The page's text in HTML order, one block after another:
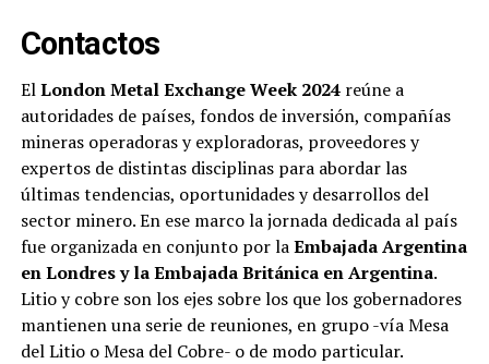
Contactos
ElLondon Metal Exchange Week 2024reúne a
autoridades de países, fondos de inversión, compañías
mineras operadoras y exploradoras, proveedores y
expertos de distintas disciplinas para abordar las
últimas tendencias, oportunidades y desarrollos del
sector minero. En ese marco la jornada dedicada al país
fue organizada en conjunto por laEmbajada Argentina
en Londres y la Embajada Británica en Argentina.
Litio y cobre son los ejes sobre los que los gobernadores
mantienen una serie de reuniones, en grupo -vía Mesa
del Litio o Mesa del Cobre- o de modo particular.